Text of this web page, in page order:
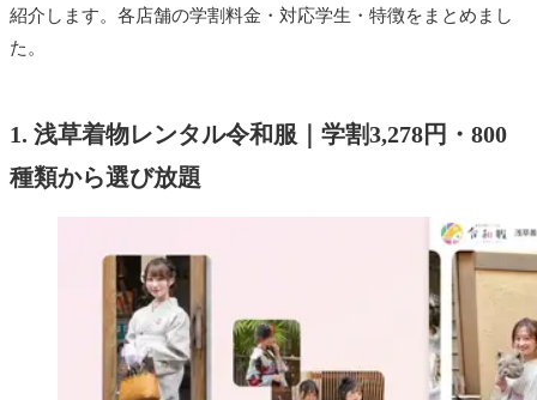
紹介します。各店舗の学割料金・対応学生・特徴をまとめまし
た。
1. 浅草着物レンタル令和服｜学割3,278円・800
種類から選び放題